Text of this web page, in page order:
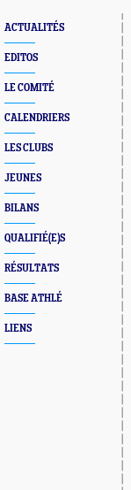
ACTUALITÉS
EDITOS
LE COMITÉ
CALENDRIERS
LES CLUBS
JEUNES
BILANS
QUALIFIÉ(E)S
RÉSULTATS
BASE ATHLÉ
LIENS